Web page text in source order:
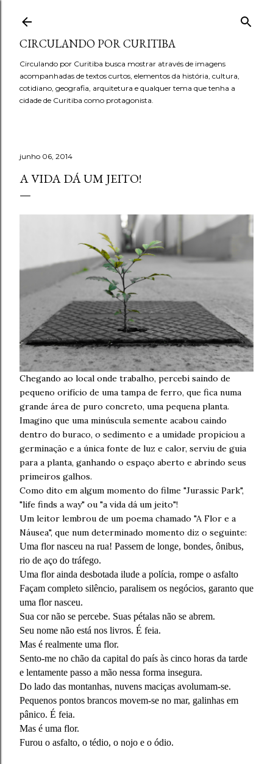
CIRCULANDO POR CURITIBA
Circulando por Curitiba busca mostrar através de imagens
acompanhadas de textos curtos, elementos da história, cultura,
cotidiano, geografia, arquitetura e qualquer tema que tenha a
cidade de Curitiba como protagonista.
junho 06, 2014
A VIDA DÁ UM JEITO!
Chegando ao local onde trabalho, percebi saindo de
pequeno orifício de uma tampa de ferro, que fica numa
grande área de puro concreto, uma pequena planta.
Imagino que uma minúscula semente acabou caindo
dentro do buraco, o sedimento e a umidade propiciou a
germinação e a única fonte de luz e calor, serviu de guia
para a planta, ganhando o espaço aberto e abrindo seus
primeiros galhos.
Como dito em algum momento do filme "Jurassic Park",
"life finds a way" ou "a vida dá um jeito"!
Um leitor lembrou de um poema chamado "A Flor e a
Náusea", que num determinado momento diz o seguinte:
Uma flor nasceu na rua! Passem de longe, bondes, ônibus,
rio de aço do tráfego.
Uma flor ainda desbotada ilude a polícia, rompe o asfalto
Façam completo silêncio, paralisem os negócios, garanto que
uma flor nasceu.
Sua cor não se percebe. Suas pétalas não se abrem.
Seu nome não está nos livros. É feia.
Mas é realmente uma flor.
Sento-me no chão da capital do país às cinco horas da tarde
e lentamente passo a mão nessa forma insegura.
Do lado das montanhas, nuvens maciças avolumam-se.
Pequenos pontos brancos movem-se no mar, galinhas em
pânico. É feia.
Mas é uma flor.
Furou o asfalto, o tédio, o nojo e o ódio.